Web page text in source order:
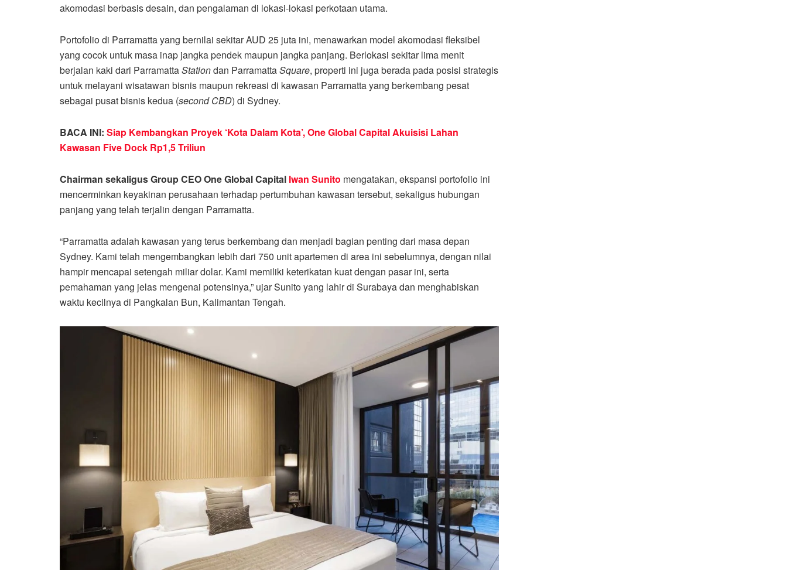
akomodasi berbasis desain, dan pengalaman di lokasi-lokasi perkotaan utama.
Portofolio di Parramatta yang bernilai sekitar AUD 25 juta ini, menawarkan model akomodasi fleksibel
yang cocok untuk masa inap jangka pendek maupun jangka panjang. Berlokasi sekitar lima menit
berjalan kaki dari ParramattaStationdan ParramattaSquare, properti ini juga berada pada posisi strategis
untuk melayani wisatawan bisnis maupun rekreasi di kawasan Parramatta yang berkembang pesat
sebagai pusat bisnis kedua (second CBD) di Sydney.
BACA INI: Siap Kembangkan Proyek ‘Kota Dalam Kota’, One Global Capital Akuisisi Lahan
Kawasan Five Dock Rp1,5 Triliun
Chairman sekaligus Group CEO One Global Capital Iwan Sunito mengatakan, ekspansi portofolio ini
mencerminkan keyakinan perusahaan terhadap pertumbuhan kawasan tersebut, sekaligus hubungan
panjang yang telah terjalin dengan Parramatta.
“Parramatta adalah kawasan yang terus berkembang dan menjadi bagian penting dari masa depan
Sydney. Kami telah mengembangkan lebih dari 750 unit apartemen di area ini sebelumnya, dengan nilai
hampir mencapai setengah miliar dolar. Kami memiliki keterikatan kuat dengan pasar ini, serta
pemahaman yang jelas mengenai potensinya,” ujar Sunito yang lahir di Surabaya dan menghabiskan
waktu kecilnya di Pangkalan Bun, Kalimantan Tengah.